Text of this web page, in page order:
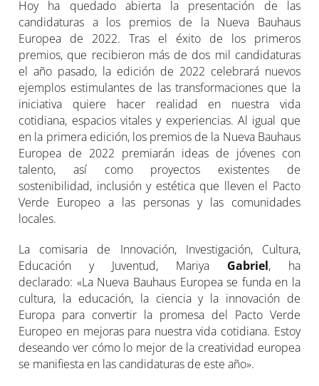
Hoy ha quedado abierta la presentación de las
candidaturas a los premios de la Nueva Bauhaus
Europea de 2022. Tras el éxito de los primeros
premios, que recibieron más de dos mil candidaturas
el año pasado, la edición de 2022 celebrará nuevos
ejemplos estimulantes de las transformaciones que la
iniciativa quiere hacer realidad en nuestra vida
cotidiana, espacios vitales y experiencias. Al igual que
en la primera edición, los premios de la Nueva Bauhaus
Europea de 2022 premiarán ideas de jóvenes con
talento, así como proyectos existentes de
sostenibilidad, inclusión y estética que lleven el Pacto
Verde Europeo a las personas y las comunidades
locales.
La comisaria de Innovación, Investigación, Cultura,
Educación y Juventud, Mariya Gabriel, ha
declarado: «La Nueva Bauhaus Europea se funda en la
cultura, la educación, la ciencia y la innovación de
Europa para convertir la promesa del Pacto Verde
Europeo en mejoras para nuestra vida cotidiana. Estoy
deseando ver cómo lo mejor de la creatividad europea
se manifiesta en las candidaturas de este año».